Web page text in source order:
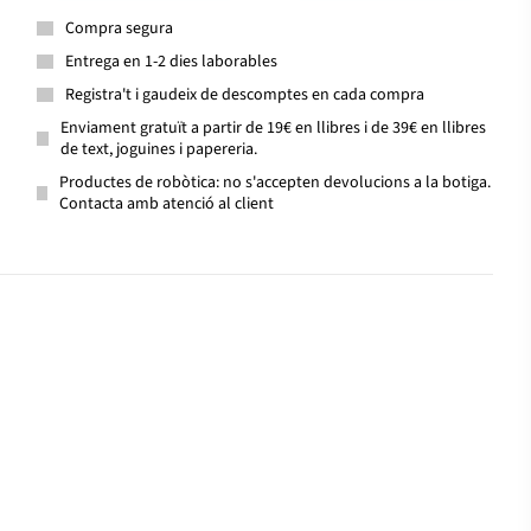
Compra segura
Entrega en 1-2 dies laborables
Registra't i gaudeix de descomptes en cada compra
Enviament gratuït a partir de 19€ en llibres i de 39€ en llibres
de text, joguines i papereria.
Productes de robòtica: no s'accepten devolucions a la botiga.
Contacta amb atenció al client